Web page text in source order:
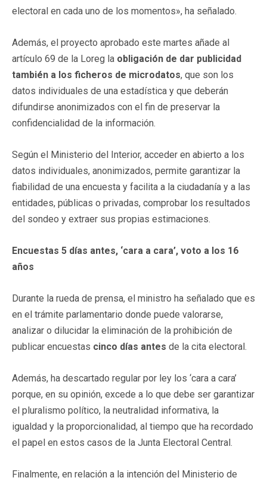
electoral en cada uno de los momentos», ha señalado.
Además, el proyecto aprobado este martes añade al
artículo 69 de la Loreg la obligación de dar publicidad
también a los ficheros de microdatos, que son los
datos individuales de una estadística y que deberán
difundirse anonimizados con el fin de preservar la
confidencialidad de la información.
Según el Ministerio del Interior, acceder en abierto a los
datos individuales, anonimizados, permite garantizar la
fiabilidad de una encuesta y facilita a la ciudadanía y a las
entidades, públicas o privadas, comprobar los resultados
del sondeo y extraer sus propias estimaciones.
Encuestas 5 días antes, ‘cara a cara’, voto a los 16
años
Durante la rueda de prensa, el ministro ha señalado que es
en el trámite parlamentario donde puede valorarse,
analizar o dilucidar la eliminación de la prohibición de
publicar encuestas cinco días antes de la cita electoral.
Además, ha descartado regular por ley los ‘cara a cara’
porque, en su opinión, excede a lo que debe ser garantizar
el pluralismo político, la neutralidad informativa, la
igualdad y la proporcionalidad, al tiempo que ha recordado
el papel en estos casos de la Junta Electoral Central.
Finalmente, en relación a la intención del Ministerio de